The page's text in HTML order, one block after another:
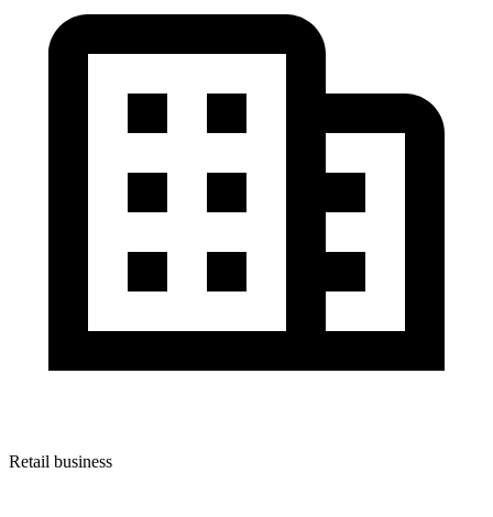
Retail business